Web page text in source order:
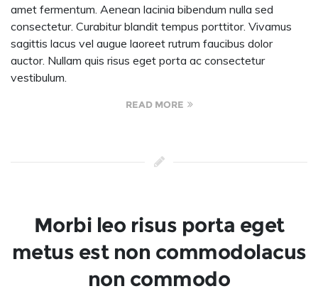
amet fermentum. Aenean lacinia bibendum nulla sed
consectetur. Curabitur blandit tempus porttitor. Vivamus
sagittis lacus vel augue laoreet rutrum faucibus dolor
auctor. Nullam quis risus eget porta ac consectetur
vestibulum.
READ MORE
Morbi leo risus porta eget
metus est non commodolacus
non commodo